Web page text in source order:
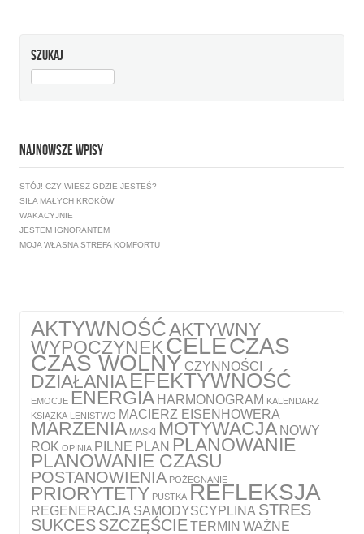
SZUKAJ
SZUKAJ:
NAJNOWSZE WPISY
STÓJ! CZY WIESZ GDZIE JESTEŚ?
SIŁA MAŁYCH KROKÓW
WAKACYJNIE
JESTEM IGNORANTEM
MOJA WŁASNA STREFA KOMFORTU
AKTYWNOŚĆAKTYWNY
WYPOCZYNEKCELECZAS
CZAS WOLNY CZYNNOŚCI
DZIAŁANIAEFEKTYWNOŚĆ
EMOCJE ENERGIA HARMONOGRAM KALENDARZ
KSIĄŻKA LENISTWO MACIERZ EISENHOWERA
MARZENIA MASKI MOTYWACJA NOWY
ROK OPINIA PILNE PLAN PLANOWANIE
PLANOWANIE CZASU
POSTANOWIENIA POŻEGNANIE
PRIORYTETY PUSTKA REFLEKSJA
REGENERACJA SAMODYSCYPLINA STRES
SUKCESSZCZĘŚCIETERMIN WAŻNE